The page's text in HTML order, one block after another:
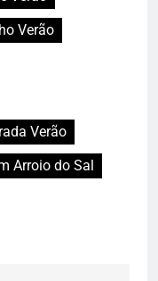
Verão
Verão
Arroio do Sal